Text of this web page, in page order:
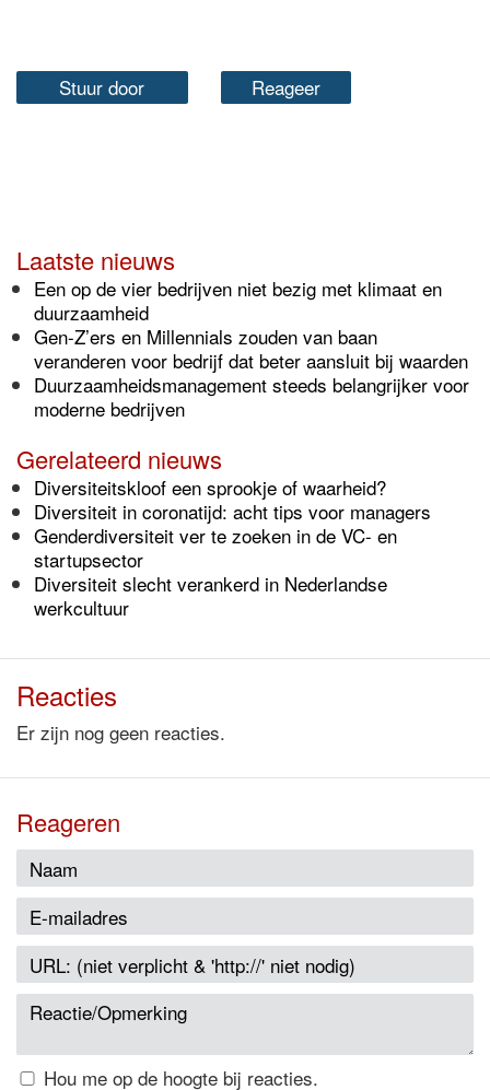
Stuur door Reageer
Laatste nieuws
Een op de vier bedrijven niet bezig met klimaat en
duurzaamheid
Gen-Z’ers en Millennials zouden van baan
veranderen voor bedrijf dat beter aansluit bij waarden
Duurzaamheidsmanagement steeds belangrijker voor
moderne bedrijven
Gerelateerd nieuws
Diversiteitskloof een sprookje of waarheid?
Diversiteit in coronatijd: acht tips voor managers
Genderdiversiteit ver te zoeken in de VC- en
startupsector
Diversiteit slecht verankerd in Nederlandse
werkcultuur
Reacties
Er zijn nog geen reacties.
Reageren
Hou me op de hoogte bij reacties.